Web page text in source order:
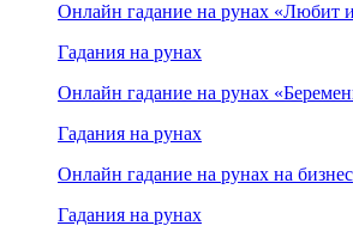
Онлайн гадание на рунах «Любит
Гадания на рунах
Онлайн гадание на рунах
Гадания на рунах
Онлайн гадание на рунах на бизнес
Гадания на рунах